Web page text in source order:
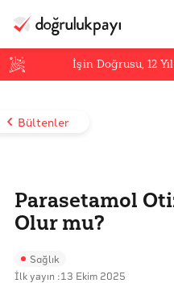
İşin Doğrusu,12
Bültenler
Parasetamol
Olur mu?
Sağlık
İlk yayın :13 Ekim 2025